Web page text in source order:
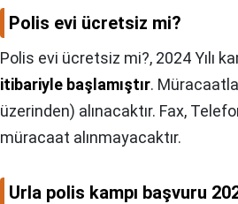
Polis evi ücretsiz mi?
Polis evi ücretsiz mi?, 2024 Yılı
itibariyle başlamıştır.
üzerinden) alınacaktır. Fax,
müracaat alınmayacaktır.
Urla polis kampı başvuru